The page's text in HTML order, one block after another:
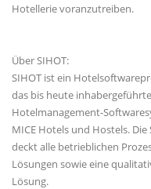
Hotellerie voranzutreiben.
Über SIHOT:
SIHOT ist ein
das bis heute
Hotelmanagement-
MICE Hotels und Hostels.
deckt alle betrieblichen
Lösungen sowie eine
Lösung.